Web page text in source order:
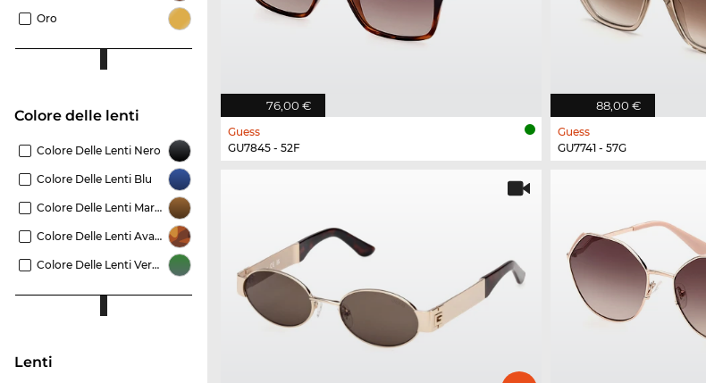
Oro
Colore delle lenti
Colore Delle Lenti Nero
Colore Delle Lenti Blu
Colore Delle Lenti Marrone
Colore Delle Lenti Avana
Colore Delle Lenti Verde
Lenti
76,00 €
Guess
GU7845 - 52F
88,00 €
Guess
GU7741 - 57G